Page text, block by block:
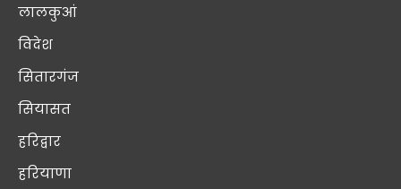
लालकुआं
विदेश
सितारगंज
सियासत
हरिद्वार
हरियाणा